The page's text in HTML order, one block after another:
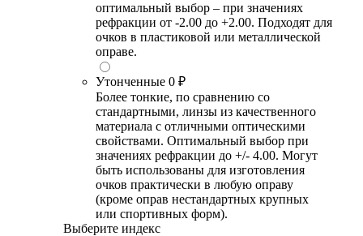
оптимальный выбор – при значениях
рефракции от -2.00 до +2.00. Подходят для
очков в пластиковой или металлической
оправе.
Утонченные 0 ₽
Более тонкие, по сравнению со
стандартными, линзы из качественного
материала с отличными оптическими
свойствами. Оптимальный выбор при
значениях рефракции до +/- 4.00. Могут
быть использованы для изготовления
очков практически в любую оправу
(кроме оправ нестандартных крупных
или спортивных форм).
Выберите индекс